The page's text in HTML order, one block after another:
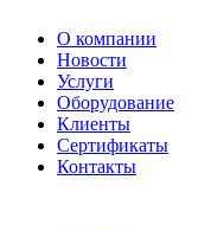
О компании
Новости
Услуги
Оборудование
Клиенты
Сертификаты
Контакты